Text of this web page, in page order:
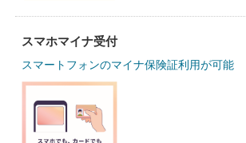
スマホマイナ受付
スマートフォンのマイナ保険証利用が可能